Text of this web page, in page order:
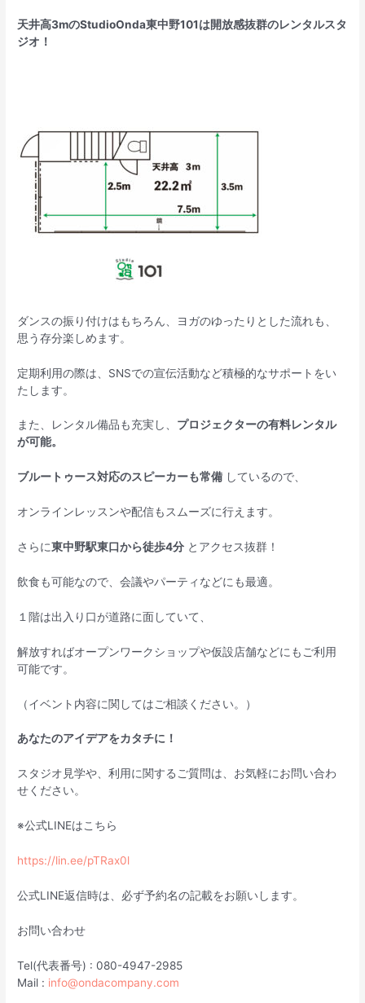
天井高3mのStudioOnda東中野101は開放感抜群のレンタルスタ
ジオ！
ダンスの振り付けはもちろん、ヨガのゆったりとした流れも、
思う存分楽しめます。
定期利用の際は、SNSでの宣伝活動など積極的なサポートをい
たします。
また、レンタル備品も充実し、 プロジェクターの有料レンタル
が可能。
ブルートゥース対応のスピーカーも常備 しているので、
オンラインレッスンや配信もスムーズに行えます。
さらに東中野駅東口から徒歩4分 とアクセス抜群！
飲食も可能なので、会議やパーティなどにも最適。
１階は出入り口が道路に面していて、
解放すればオープンワークショップや仮設店舗などにもご利用
可能です。
（イベント内容に関してはご相談ください。）
あなたのアイデアをカタチに！
スタジオ見学や、利用に関するご質問は、お気軽にお問い合わ
せください。
※公式LINEはこちら
https://lin.ee/pTRax0l
公式LINE返信時は、必ず予約名の記載をお願いします。
お問い合わせ
Tel(代表番号) : 080-4947-2985
Mail : info@ondacompany.com